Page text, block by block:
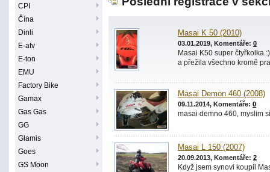
CPI
Čína
Dinli
E-atv
E-ton
EMU
Factory Bike
Gamax
Gas Gas
GG
Glamis
Goes
GS Moon
Masai K 50 (2010)
03.01.2019, Komentáře: 0
Masai K50 super
a přežila všechno kromě
Masai Demon 460 (2008)
09.11.2014, Komentáře: 0
masai demno 460, myslim
Masai L 150 (2007)
20.09.2013, Komentáře: 2
Když jsem synovi koupil